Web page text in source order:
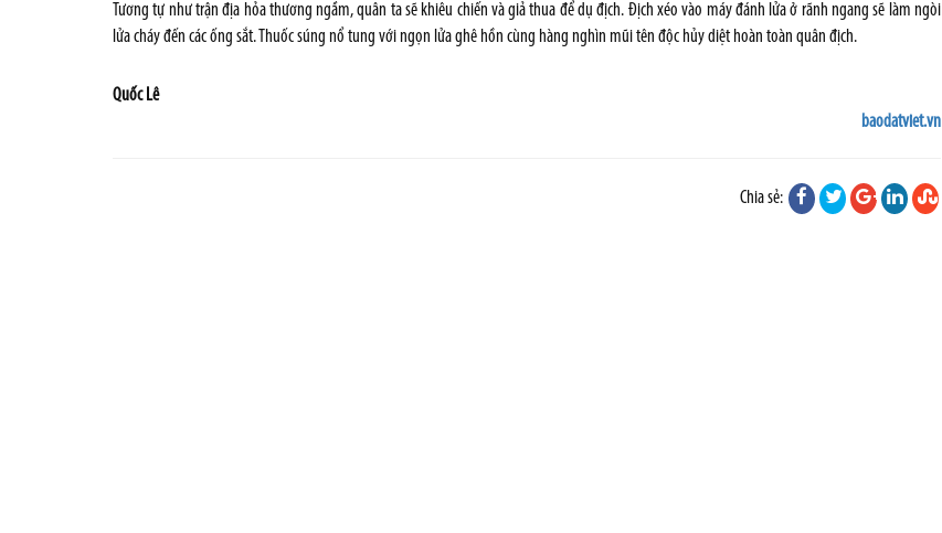
Tương tự như trận địa hỏa thương ngầm, quân ta sẽ khiêu chiến và giả thua để dụ địch. Địch xéo vào máy đánh lửa ở rãnh ngang sẽ làm ngòi
lửa cháy đến các ống sắt. Thuốc súng nổ tung với ngọn lửa ghê hồn cùng hàng nghìn mũi tên độc hủy diệt hoàn toàn quân địch.
Quốc Lê
baodatviet.vn
Chia sẻ: